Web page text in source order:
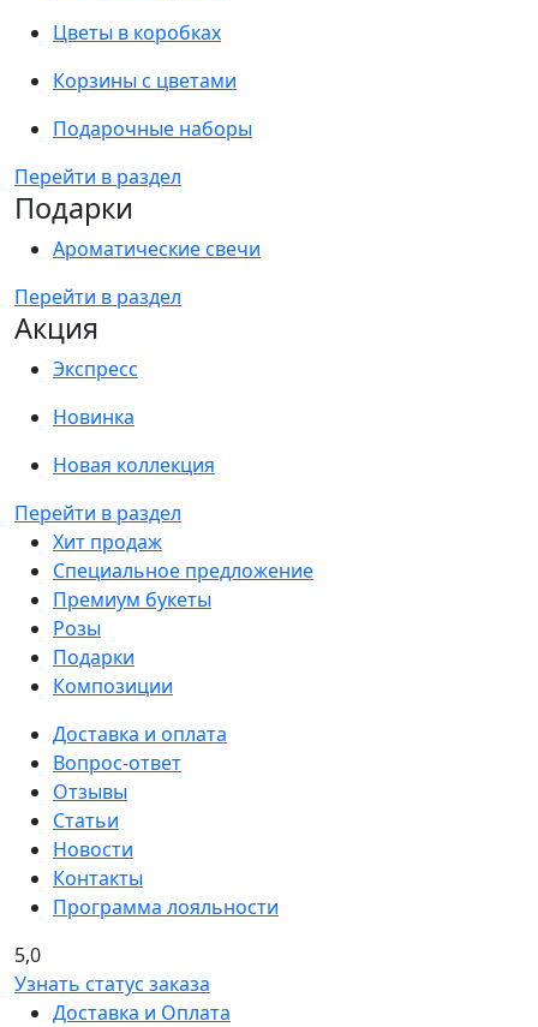
Цветы в коробках
Корзины с цветами
Подарочные наборы
Перейти в раздел
Подарки
Ароматические свечи
Перейти в раздел
Акция
Экспресс
Новинка
Новая коллекция
Перейти в раздел
Хит продаж
Специальное предложение
Премиум букеты
Розы
Подарки
Композиции
Доставка и оплата
Вопрос-ответ
Отзывы
Статьи
Новости
Контакты
Программа лояльности
5,0
Узнать статус заказа
Доставка и Оплата